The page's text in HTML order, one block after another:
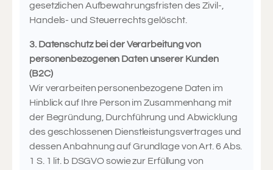
gesetzlichen Aufbewahrungsfristen des Zivil-,
Handels- und Steuerrechts gelöscht.
3. Datenschutz bei der Verarbeitung von
personenbezogenen Daten unserer Kunden
(B2C)
Wir verarbeiten personenbezogene Daten im
Hinblick auf Ihre Person im Zusammenhang mit
der Begründung, Durchführung und Abwicklung
des geschlossenen Dienstleistungsvertrages und
dessen Anbahnung auf Grundlage von Art. 6 Abs.
1 S. 1 lit. b DSGVO sowie zur Erfüllung von